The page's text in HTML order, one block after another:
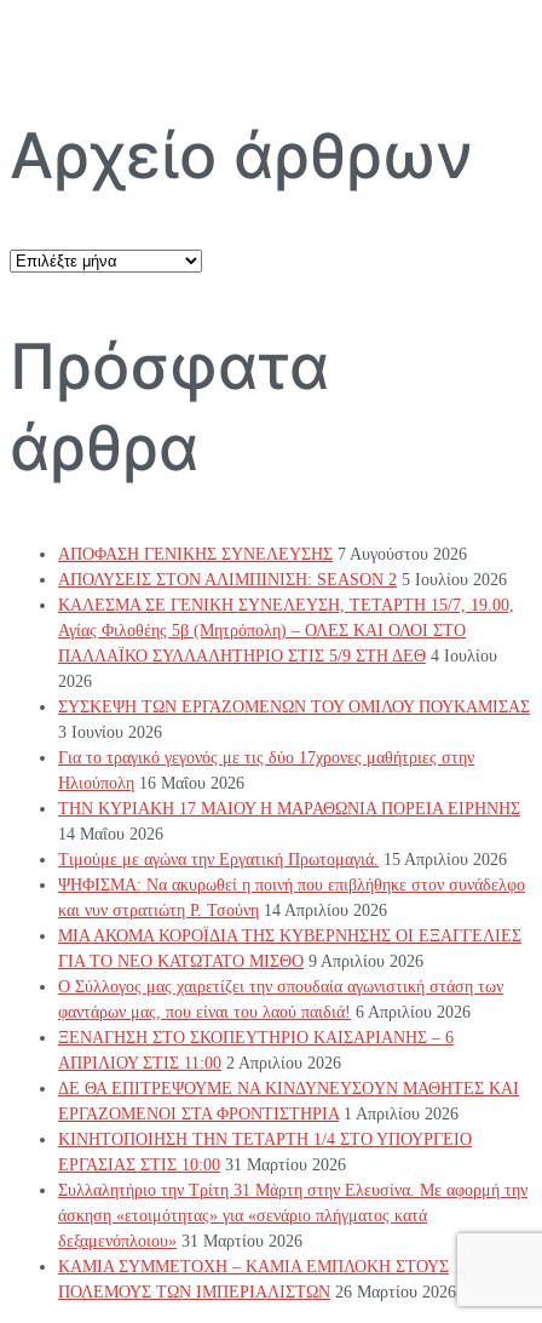
Αρχείο άρθρων
Αρχείο
Πρόσφατα
άρθρα
ΑΠΟΦΑΣΗ ΓΕΝΙΚΗΣ ΣΥΝΕΛΕΥΣΗΣ 7 Αυγούστου 2026
ΑΠΟΛΥΣΕΙΣ ΣΤΟΝ ΑΛΙΜΠΙΝΙΣΗ: SEASON 2 5 Ιουλίου 2026
ΚΑΛΕΣΜΑ ΣΕ ΓΕΝΙΚΗ ΣΥΝΕΛΕΥΣΗ, ΤΕΤΑΡΤΗ 15/7, 19.00,
Αγίας Φιλοθέης 5β (Μητρόπολη) – ΟΛΕΣ ΚΑΙ ΟΛΟΙ ΣΤΟ
ΠΑΛΛΑΪΚΟ ΣΥΛΛΑΛΗΤΗΡΙΟ ΣΤΙΣ 5/9 ΣΤΗ ΔΕΘ 4 Ιουλίου
2026
ΣΥΣΚΕΨΗ ΤΩΝ ΕΡΓΑΖΟΜΕΝΩΝ ΤΟΥ ΟΜΙΛΟΥ ΠΟΥΚΑΜΙΣΑΣ
3 Ιουνίου 2026
Για το τραγικό γεγονός με τις δύο 17χρονες μαθήτριες στην
Ηλιούπολη 16 Μαΐου 2026
ΤΗΝ ΚΥΡΙΑΚΗ 17 ΜΑΙΟΥ Η ΜΑΡΑΘΩΝΙΑ ΠΟΡΕΙΑ ΕΙΡΗΝΗΣ
14 Μαΐου 2026
Τιμούμε με αγώνα την Εργατική Πρωτομαγιά. 15 Απριλίου 2026
ΨΗΦΙΣΜΑ: Να ακυρωθεί η ποινή που επιβλήθηκε στον συνάδελφο
και νυν στρατιώτη Ρ. Τσούνη 14 Απριλίου 2026
ΜΙΑ ΑΚΟΜΑ ΚΟΡΟΪΔΙΑ ΤΗΣ ΚΥΒΕΡΝΗΣΗΣ ΟΙ ΕΞΑΓΓΕΛΙΕΣ
ΓΙΑ ΤΟ ΝΕΟ ΚΑΤΩΤΑΤΟ ΜΙΣΘΟ 9 Απριλίου 2026
Ο Σύλλογος μας χαιρετίζει την σπουδαία αγωνιστική στάση των
φαντάρων μας, που είναι του λαού παιδιά! 6 Απριλίου 2026
ΞΕΝΑΓΗΣΗ ΣΤΟ ΣΚΟΠΕΥΤΗΡΙΟ ΚΑΙΣΑΡΙΑΝΗΣ – 6
ΑΠΡΙΛΙΟΥ ΣΤΙΣ 11:00 2 Απριλίου 2026
ΔΕ ΘΑ ΕΠΙΤΡΕΨΟΥΜΕ ΝΑ ΚΙΝΔΥΝΕΥΣOYN ΜΑΘΗΤΕΣ ΚΑΙ
ΕΡΓΑΖΟΜΕΝΟΙ ΣΤΑ ΦΡΟΝΤΙΣΤΗΡΙΑ 1 Απριλίου 2026
ΚΙΝΗΤΟΠΟΙΗΣΗ ΤΗΝ ΤΕΤΑΡΤΗ 1/4 ΣΤΟ ΥΠΟΥΡΓΕΙΟ
ΕΡΓΑΣΙΑΣ ΣΤΙΣ 10:00 31 Μαρτίου 2026
Συλλαλητήριο την Τρίτη 31 Μάρτη στην Ελευσίνα. Με αφορμή την
άσκηση «ετοιμότητας» για «σενάριο πλήγματος κατά
δεξαμενόπλοιου» 31 Μαρτίου 2026
ΚΑΜΙΑ ΣΥΜΜΕΤΟΧΗ – ΚΑΜΙΑ ΕΜΠΛΟΚΗ ΣΤΟΥΣ
ΠΟΛΕΜΟΥΣ ΤΩΝ ΙΜΠΕΡΙΑΛΙΣΤΩΝ 26 Μαρτίου 2026